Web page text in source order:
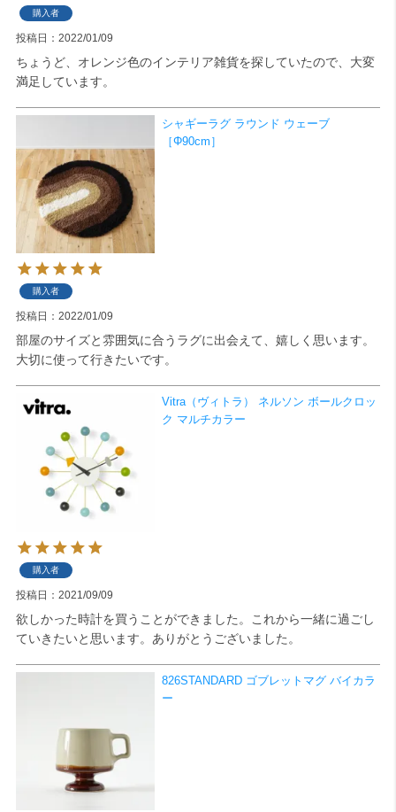
購入者
投稿日 2022/01/09
ちょうど、オレンジ色のインテリア雑貨を探していたので、大変
満足しています。
シャギーラグ ラウンド ウェーブ
［Φ90cm］
購入者
投稿日 2022/01/09
部屋のサイズと雰囲気に合うラグに出会えて、嬉しく思います。
大切に使って行きたいです。
Vitra（ヴィトラ） ネルソン ボールクロッ
ク マルチカラー
購入者
投稿日 2021/09/09
欲しかった時計を買うことができました。これから一緒に過ごし
ていきたいと思います。ありがとうございました。
826STANDARD ゴブレットマグ バイカラ
ー